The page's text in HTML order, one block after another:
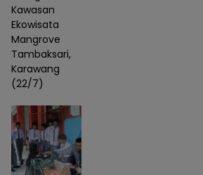
Kawasan
Ekowisata
Mangrove
Tambaksari,
Karawang
(22/7)